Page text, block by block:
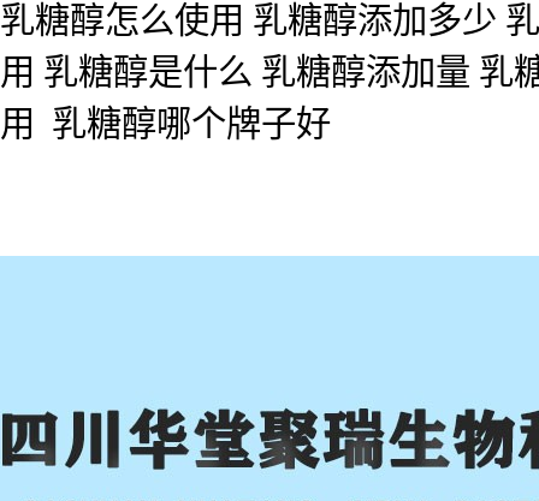
乳糖醇怎么使用 乳糖醇添加多少
用 乳糖醇是什么 乳糖醇添加量 乳
用 乳糖醇哪个牌子好